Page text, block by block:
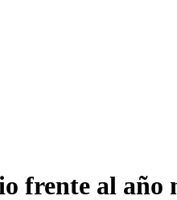
frente al año